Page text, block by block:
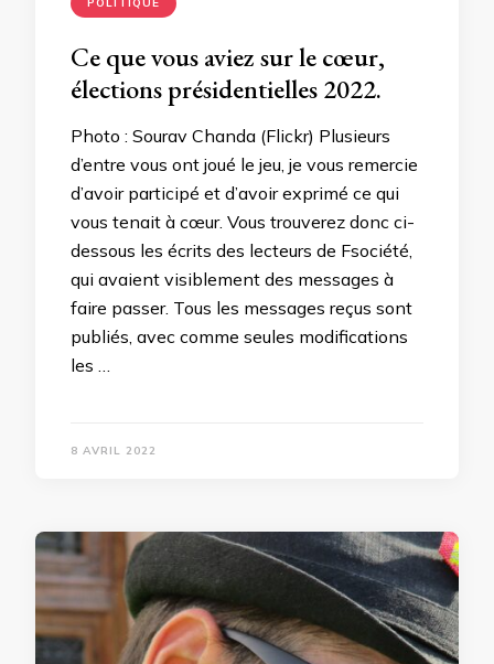
Ce que vous aviez sur le cœur,
élections présidentielles 2022.
Photo : Sourav Chanda (Flickr) Plusieurs
d’entre vous ont joué le jeu, je vous remercie
d’avoir participé et d’avoir exprimé ce qui
vous tenait à cœur. Vous trouverez donc ci-
dessous les écrits des lecteurs de Fsociété,
qui avaient visiblement des messages à
faire passer. Tous les messages reçus sont
publiés, avec comme seules modifications
les …
8 AVRIL 2022